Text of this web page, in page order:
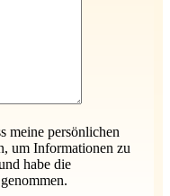
meine persönlichen
um Informationen zu
habe die